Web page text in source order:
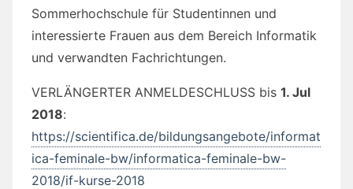
Sommerhochschule für Studentinnen und
interessierte Frauen aus dem Bereich Informatik
und verwandten Fachrichtungen.
VERLÄNGERTER ANMELDESCHLUSS bis 1. Jul
2018:
https://scientifica.de/bildungsangebote/informat
ica-feminale-bw/informatica-feminale-bw-
2018/if-kurse-2018